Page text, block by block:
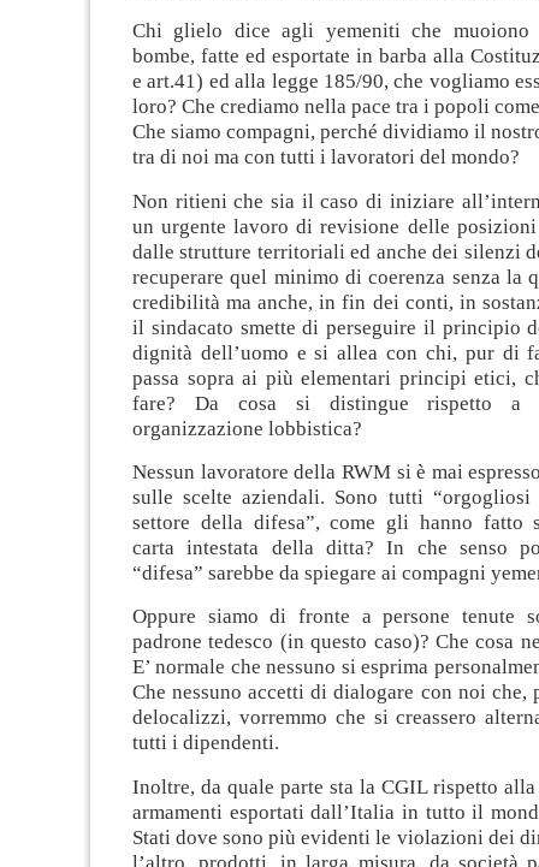
Chi glielo dice agli yemeniti che muoiono
bombe, fatte ed esportate in barba alla
e art.41) ed alla legge 185/90, che vogliamo
loro? Che crediamo nella pace tra i popoli
Che siamo compagni, perché dividiamo il
tra di noi ma con tutti i lavoratori del mondo?
Non ritieni che sia il caso di iniziare
un urgente lavoro di revisione delle
dalle strutture territoriali ed anche dei silenzi
recuperare quel minimo di coerenza senza la
credibilità ma anche, in fin dei conti, in
il sindacato smette di perseguire il principio
dignità dell’uomo e si allea con chi, pur di
passa sopra ai più elementari principi etici,
fare? Da cosa si distingue rispetto a
organizzazione lobbistica?
Nessun lavoratore della RWM si è mai
sulle scelte aziendali. Sono tutti
settore della difesa”, come gli hanno fatto
carta intestata della ditta? In che senso
“difesa” sarebbe da spiegare ai compagni
Oppure siamo di fronte a persone tenute
padrone tedesco (in questo caso)? Che cosa
E’ normale che nessuno si esprima
Che nessuno accetti di dialogare con noi che,
delocalizzi, vorremmo che si creassero
tutti i dipendenti.
Inoltre, da quale parte sta la CGIL rispetto
armamenti esportati dall’Italia in tutto il
Stati dove sono più evidenti le violazioni dei